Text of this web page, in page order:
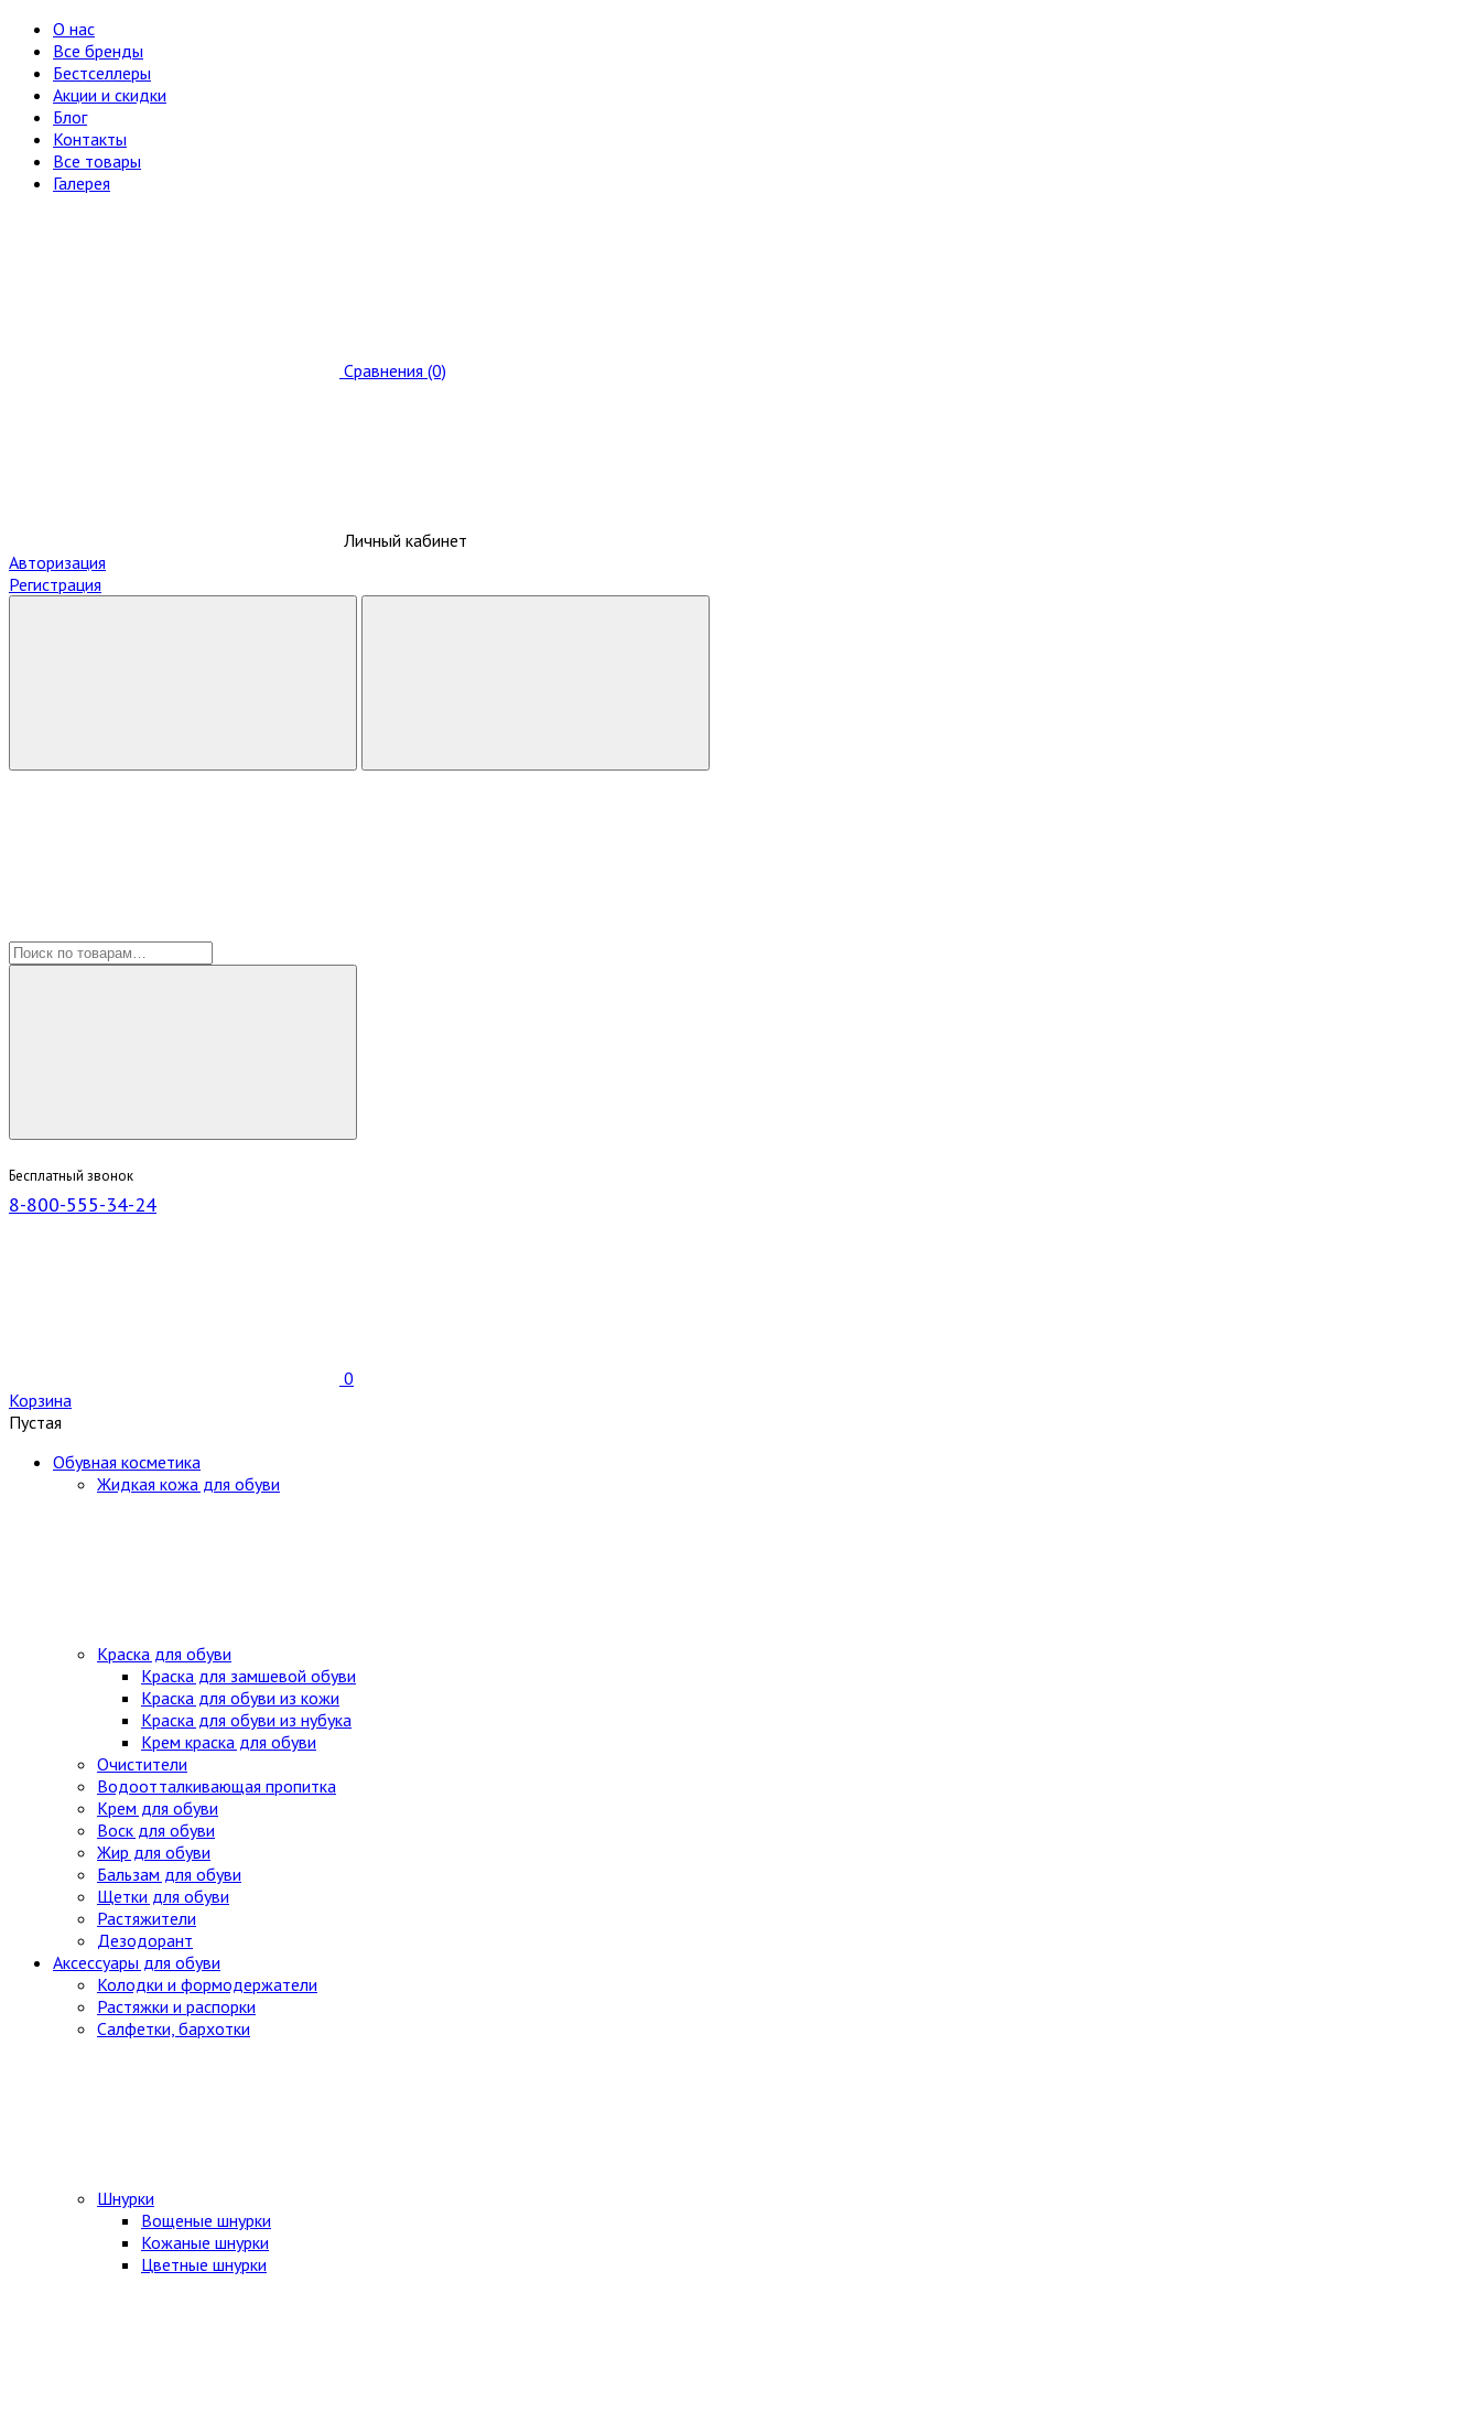
О нас
Все бренды
Бестселлеры
Акции и скидки
Блог
Контакты
Все товары
Галерея
Сравнения (0)
Личный кабинет
Авторизация
Регистрация
Бесплатный звонок
8-800-555-34-24
0
Корзина
Пустая
Обувная косметика
Жидкая кожа для обуви
Краска для обуви
Краска для замшевой обуви
Краска для обуви из кожи
Краска для обуви из нубука
Крем краска для обуви
Очистители
Водоотталкивающая пропитка
Крем для обуви
Воск для обуви
Жир для обуви
Бальзам для обуви
Щетки для обуви
Растяжители
Дезодорант
Аксессуары для обуви
Колодки и формодержатели
Растяжки и распорки
Салфетки, бархотки
Шнурки
Вощеные шнурки
Кожаные шнурки
Цветные шнурки